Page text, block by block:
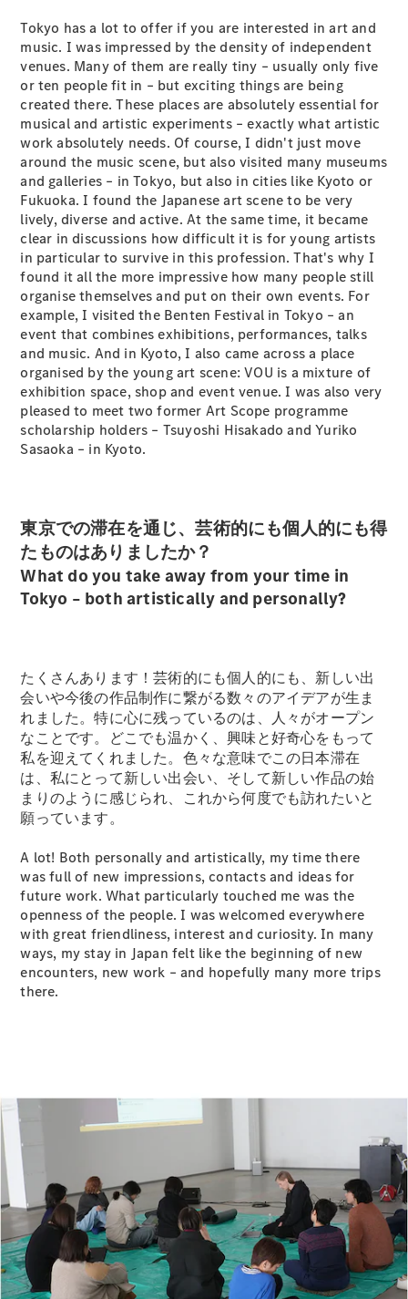
フェア・イ
ベント キャ
ンペーン
Mercedes-
Benz LIVE!
Mercedes-
Benz
STUDIO
TOKYO
ディーラー
検索
ご購入相談
電気自動車
のご購入サ
ポート
デジタルコ
ンパニオン
限定車ライ
Tokyo has a lot to offer if you are interested in art and
music. I was impressed by the density of independent
venues. Many of them are really tiny – usually only five
or ten people fit in – but exciting things are being
created there. These places are absolutely essential for
musical and artistic experiments – exactly what artistic
work absolutely needs. Of course, I didn't just move
around the music scene, but also visited many museums
and galleries – in Tokyo, but also in cities like Kyoto or
Fukuoka. I found the Japanese art scene to be very
lively, diverse and active. At the same time, it became
clear in discussions how difficult it is for young artists
in particular to survive in this profession. That's why I
found it all the more impressive how many people still
organise themselves and put on their own events. For
example, I visited the Benten Festival in Tokyo – an
event that combines exhibitions, performances, talks
and music. And in Kyoto, I also came across a place
organised by the young art scene: VOU is a mixture of
exhibition space, shop and event venue. I was also very
pleased to meet two former Art Scope programme
scholarship holders – Tsuyoshi Hisakado and Yuriko
Sasaoka – in Kyoto.
東京での滞在を通じ、芸術的にも個人的にも得
たものはありましたか？
What do you take away from your time in
Tokyo – both artistically and personally?
たくさんあります！芸術的にも個人的にも、新しい出
会いや今後の作品制作に繋がる数々のアイデアが生ま
れました。特に心に残っているのは、人々がオープン
なことです。どこでも温かく、興味と好奇心をもって
私を迎えてくれました。色々な意味でこの日本滞在
は、私にとって新しい出会い、そして新しい作品の始
まりのように感じられ、これから何度でも訪れたいと
願っています。
A lot! Both personally and artistically, my time there
was full of new impressions, contacts and ideas for
future work. What particularly touched me was the
openness of the people. I was welcomed everywhere
with great friendliness, interest and curiosity. In many
ways, my stay in Japan felt like the beginning of new
encounters, new work – and hopefully many more trips
there.